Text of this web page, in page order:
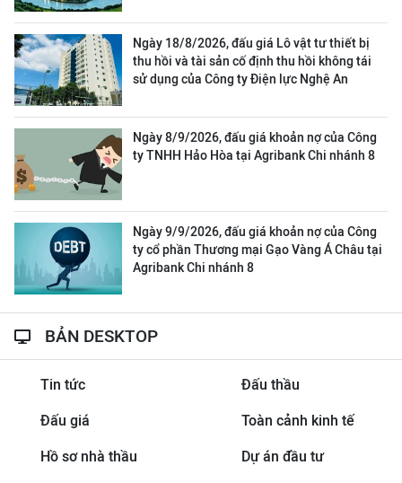
Ngày 18/8/2026, đấu giá Lô vật tư thiết bị
thu hồi và tài sản cố định thu hồi không tái
sử dụng của Công ty Điện lực Nghệ An
Ngày 8/9/2026, đấu giá khoản nợ của Công
ty TNHH Hảo Hòa tại Agribank Chi nhánh 8
Ngày 9/9/2026, đấu giá khoản nợ của Công
ty cổ phần Thương mại Gạo Vàng Á Châu tại
Agribank Chi nhánh 8
BẢN DESKTOP
Tin tức Đấu thầu
Đấu giá Toàn cảnh kinh tế
Hồ sơ nhà thầu Dự án đầu tư